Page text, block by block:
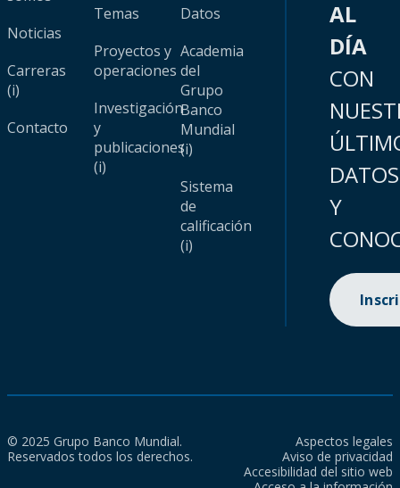
Noticias
Carreras
(i)
Contacto
Temas
Proyectos y
operaciones
Investigación
y
publicaciones
(i)
Datos
Academia
del
Grupo
Banco
Mundial
(i)
Sistema
de
calificación
(i)
AL
DÍA
CON
DATOS
Y
© 2025 Grupo Banco Mundial.
Reservados todos los derechos.
Aspectos legales
Aviso de privacidad
Accesibilidad del sitio web